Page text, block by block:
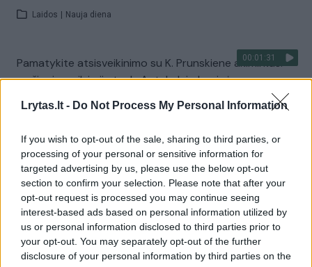
Lrytas.lt - Do Not Process My Personal Information
If you wish to opt-out of the sale, sharing to third parties, or
processing of your personal or sensitive information for
targeted advertising by us, please use the below opt-out
section to confirm your selection. Please note that after your
opt-out request is processed you may continue seeing
interest-based ads based on personal information utilized by
us or personal information disclosed to third parties prior to
your opt-out. You may separately opt-out of the further
disclosure of your personal information by third parties on the
Laidos Nauja diena
00:01:31
Pamatykite atsisveikinimo su K. Prunskiene akimirkas:
amžinojo poilsio ji atguls Antakalnio kapinėse
Žinios | Lietuvos diena
Visi įrašai
Žiūrimiausi įrašai
00:00:49